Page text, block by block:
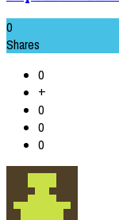
0
Shares
0
+
0
0
0